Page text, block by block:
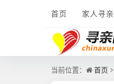
首页 家人寻亲
当前位置： 首页